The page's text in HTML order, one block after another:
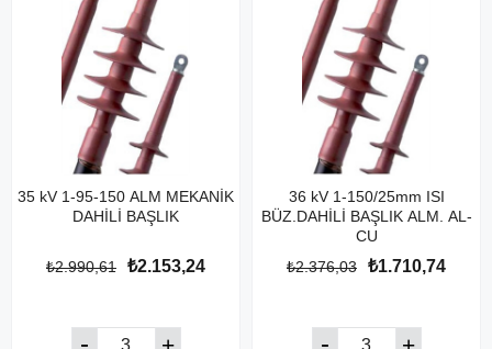
35 kV 1-95-150 ALM MEKANİK
DAHİLİ BAŞLIK
₺2.153,24
₺2.990,61
36 kV 1-150/25mm ISI
BÜZ.DAHİLİ BAŞLIK ALM. AL-
CU
₺1.710,74
₺2.376,03